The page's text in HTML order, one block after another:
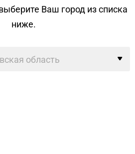
Ваш город из списка
ниже.
область